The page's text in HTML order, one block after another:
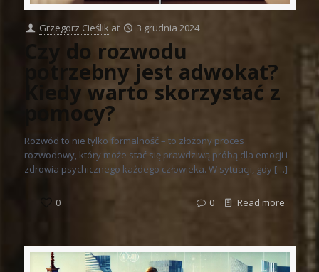
Grzegorz Cieślik at 3 grudnia 2024
Czy do rozwodu
potrzebny jest adwokat?
Kiedy warto skorzystać z
pomocy?
Rozwód to nie tylko formalność – to złożony proces
rozwodowy, który może stać się prawdziwą próbą dla emocji i
zdrowia psychicznego każdego człowieka. W sytuacji, gdy […]
0 0 Read more